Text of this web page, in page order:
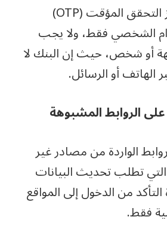
تؤكد البنوك أن رمز التحقق المؤقت (OTP)
الشخصي فقط، ولا يجب
أو شخص، حيث إن البنك لا
الهاتف أو الرسائل.
الواردة من مصادر غير
تطلب تحديث البيانات
من الدخول إلى المواقع
فقط.